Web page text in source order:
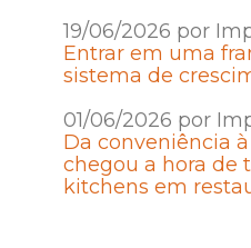
19/06/2026 por
Entrar em uma
sistema de
01/06/2026 por
Da conveniência
chegou a hora de
kitchens em